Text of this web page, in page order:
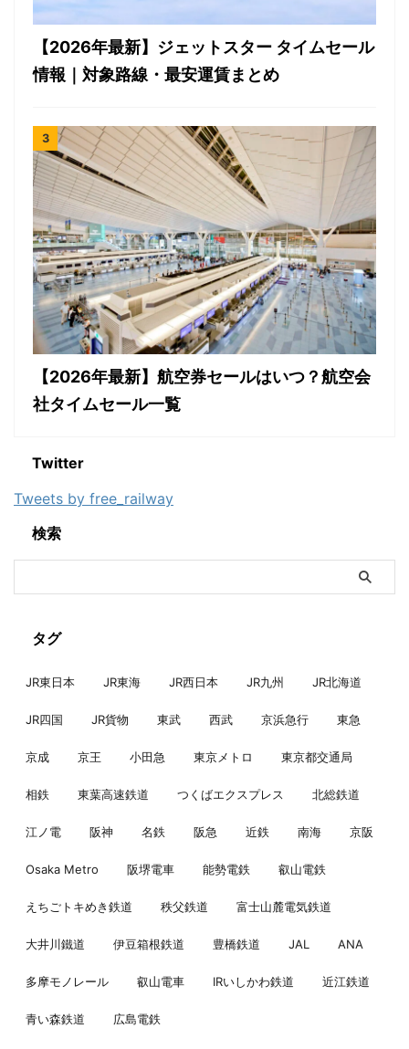
【2026年最新】ジェットスター タイムセール
情報｜対象路線・最安運賃まとめ
【2026年最新】航空券セールはいつ？航空会
社タイムセール一覧
Twitter
Tweets by free_railway
検索
タグ
JR東日本 JR東海 JR西日本 JR九州 JR北海道
JR四国 JR貨物 東武 西武 京浜急行 東急
京成 京王 小田急 東京メトロ 東京都交通局
相鉄 東葉高速鉄道 つくばエクスプレス 北総鉄道
江ノ電 阪神 名鉄 阪急 近鉄 南海 京阪
Osaka Metro 阪堺電車 能勢電鉄 叡山電鉄
えちごトキめき鉄道 秩父鉄道 富士山麓電気鉄道
大井川鐵道 伊豆箱根鉄道 豊橋鉄道 JAL ANA
多摩モノレール 叡山電車 IRいしかわ鉄道 近江鉄道
青い森鉄道 広島電鉄